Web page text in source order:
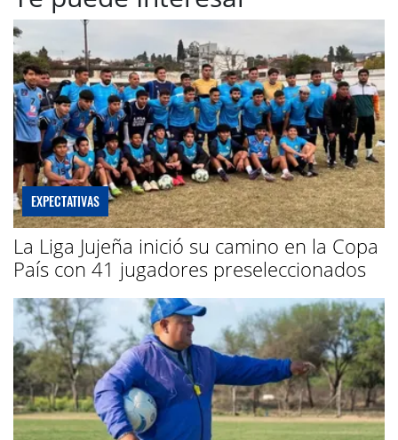
EXPECTATIVAS
La Liga Jujeña inició su camino en la Copa
País con 41 jugadores preseleccionados